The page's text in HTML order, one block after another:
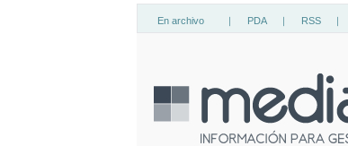
En archivo | PDA | RSS |